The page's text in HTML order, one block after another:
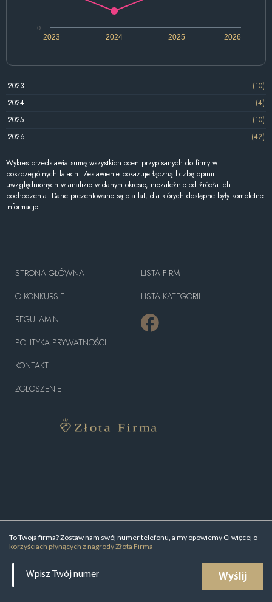
2024 2026
2023 2025
0
2023
(10)
2024
(4)
2025
(10)
2026
(42)
Wykres przedstawia sumę wszystkich ocen przypisanych do firmy w
poszczególnych latach. Zestawienie pokazuje łączną liczbę opinii
uwzględnionych w analizie w danym okresie, niezależnie od źródła ich
pochodzenia. Dane prezentowane są dla lat, dla których dostępne były kompletne
informacje.
To Twoja firma? Zostaw nam swój numer telefonu, a my opowiemy Ci więcej o
korzyściach płynących z nagrody Złota Firma
Wyślij
STRONA GŁÓWNA
O KONKURSIE
REGULAMIN
POLITYKA PRYWATNOŚCI
KONTAKT
ZGŁOSZENIE
LISTA FIRM
LISTA KATEGORII